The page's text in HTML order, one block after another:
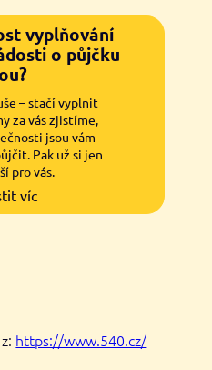
vyplňování
o půjčku
– stačí vyplnit
za vás zjistíme,
jsou vám
Pak už si jen
pro vás.
víc
https://www.540.cz/